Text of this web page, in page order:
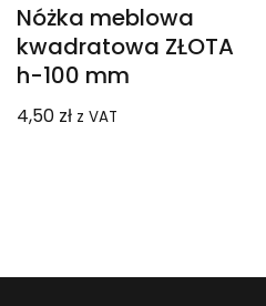
Nóżka meblowa
kwadratowa ZŁOTA
h-100 mm
4,50 zł z VAT